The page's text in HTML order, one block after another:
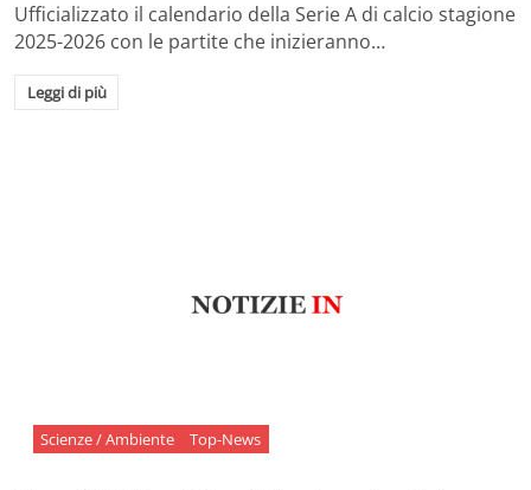
Ufficializzato il calendario della Serie A di calcio stagione
2025-2026 con le partite che inizieranno…
Leggi di più
Scienze / Ambiente Top-News